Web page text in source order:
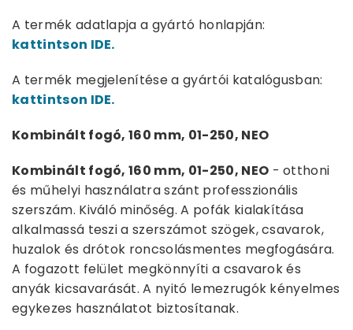
A termék adatlapja a gyártó honlapján:
kattintson IDE.
A termék megjelenítése a gyártói katalógusban:
kattintson IDE.
Kombinált fogó, 160 mm, 01-250, NEO
Kombinált fogó, 160 mm, 01-250, NEO - otthoni
és műhelyi használatra szánt professzionális
szerszám. Kiváló minőség. A pofák kialakítása
alkalmassá teszi a szerszámot szögek, csavarok,
huzalok és drótok roncsolásmentes megfogására.
A fogazott felület megkönnyíti a csavarok és
anyák kicsavarását. A nyitó lemezrugók kényelmes
egykezes használatot biztosítanak.